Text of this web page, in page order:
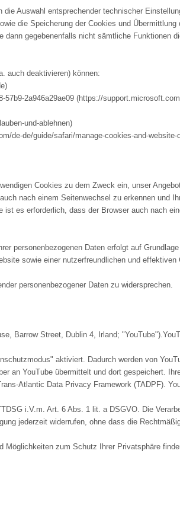
Auswahl entsprechender technischer
die Speicherung der Cookies und Übermittlung
gegebenenfalls nicht sämtliche Funktionen
auch deaktivieren) können:
2a946a29ae09 (https://
und-ablehnen)
de-de/guide/safari/manage-cookies-and-website-
Cookies zu dem Zweck ein, unser
nach einem Seitenwechsel zu erkennen und
es erforderlich, dass der Browser auch nach
personenbezogenen Daten erfolgt auf
sowie einer nutzerfreundlichen und effektiven
personenbezogener Daten zu widersprechen.
Barrow Street, Dublin 4, Irland;
aktiviert. Dadurch werden von
an YouTube übermittelt und dort gespeichert.
Atlantic Data Privacy Framework (TADPF).
i.V.m. Art. 6 Abs. 1 lit. a DSGVO. Die
jederzeit widerrufen, ohne dass die
Möglichkeiten zum Schutz Ihrer Privatsphäre